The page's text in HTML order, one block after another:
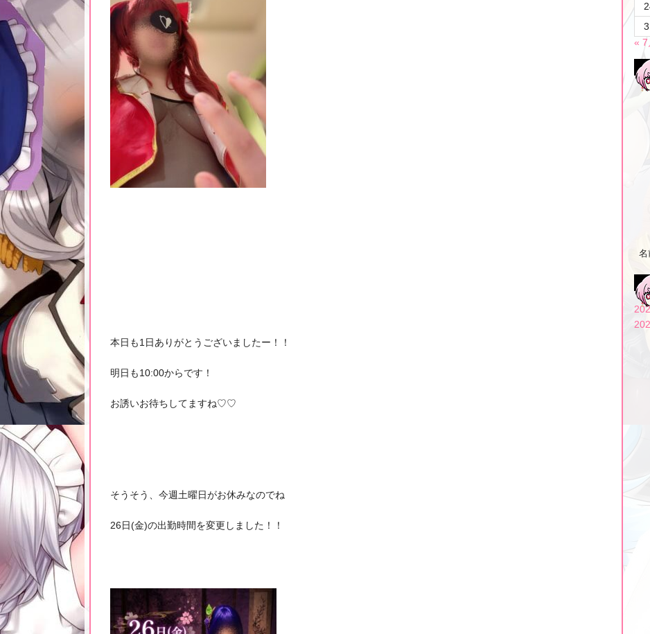
本日も1日ありがとうございましたー！！
明日も10:00からです！
お誘いお待ちしてますね♡♡
そうそう、今週土曜日がお休みなのでね
26日(金)の出勤時間を変更しました！！
« 7
名